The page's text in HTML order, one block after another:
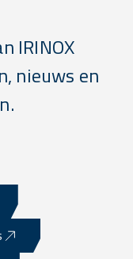
IRINOX
nieuws en